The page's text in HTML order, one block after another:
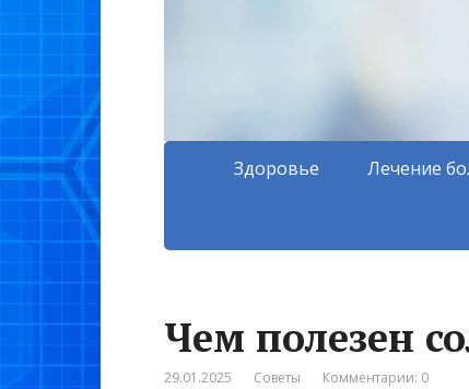
Здоровье Лечение
Чем полезен
29.01.2025 Советы Комментарии: 0